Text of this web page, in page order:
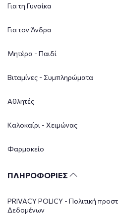
Για τη Γυναίκα
Για τον Άνδρα
Μητέρα - Παιδί
Βιταμίνες - Συμπληρώματα
Αθλητές
Καλοκαίρι - Χειμώνας
Φαρμακείο
ΠΛΗΡΟΦΟΡΙΕΣ
PRIVACY POLICY - Πολιτική
Δεδομένων